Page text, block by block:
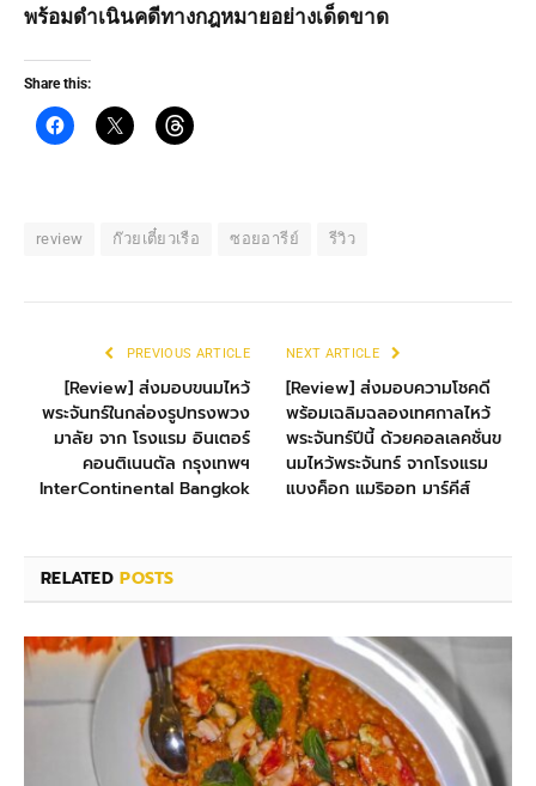
พร้อมดำเนินคดีทางกฎหมายอย่างเด็ดขาด
Share this:
review ก๊วยเตี๋ยวเรือ ซอยอารีย์ รีวิว
PREVIOUS ARTICLE
[Review] ส่งมอบขนมไหว้
พระจันทร์ในกล่องรูปทรงพวง
มาลัย จาก โรงแรม อินเตอร์
คอนติเนนตัล กรุงเทพฯ
InterContinental Bangkok
NEXT ARTICLE
[Review] ส่งมอบความโชคดี
พร้อมเฉลิมฉลองเทศกาลไหว้
พระจันทร์ปีนี้ ด้วยคอลเลคชั่นข
นมไหว้พระจันทร์ จากโรงแรม
แบงค็อก แมริออท มาร์คีส์
RELATEDPOSTS